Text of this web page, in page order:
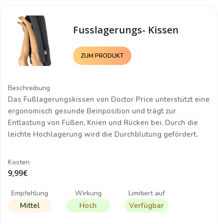
Fusslagerungs- Kissen
ZUM PRODUKT
Beschreibung
Das Fußlagerungskissen von Doctor Price unterstützt eine
ergonomisch gesunde Beinposition und trägt zur
Entlastung von Füßen, Knien und Rücken bei. Durch die
leichte Hochlagerung wird die Durchblutung gefördert.
Kosten
9,99€
Empfehlung
Mittel
Wirkung
Hoch
Limitiert auf
Verfügbar